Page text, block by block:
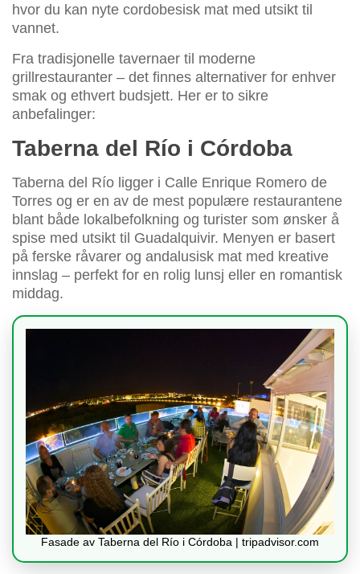
hvor du kan nyte cordobesisk mat med utsikt til
vannet.
Fra tradisjonelle tavernaer til moderne
grillrestauranter – det finnes alternativer for enhver
smak og ethvert budsjett. Her er to sikre
anbefalinger:
Taberna del Río i Córdoba
Taberna del Río ligger i Calle Enrique Romero de
Torres og er en av de mest populære restaurantene
blant både lokalbefolkning og turister som ønsker å
spise med utsikt til Guadalquivir. Menyen er basert
på ferske råvarer og andalusisk mat med kreative
innslag – perfekt for en rolig lunsj eller en romantisk
middag.
Fasade av Taberna del Río i Córdoba | tripadvisor.com